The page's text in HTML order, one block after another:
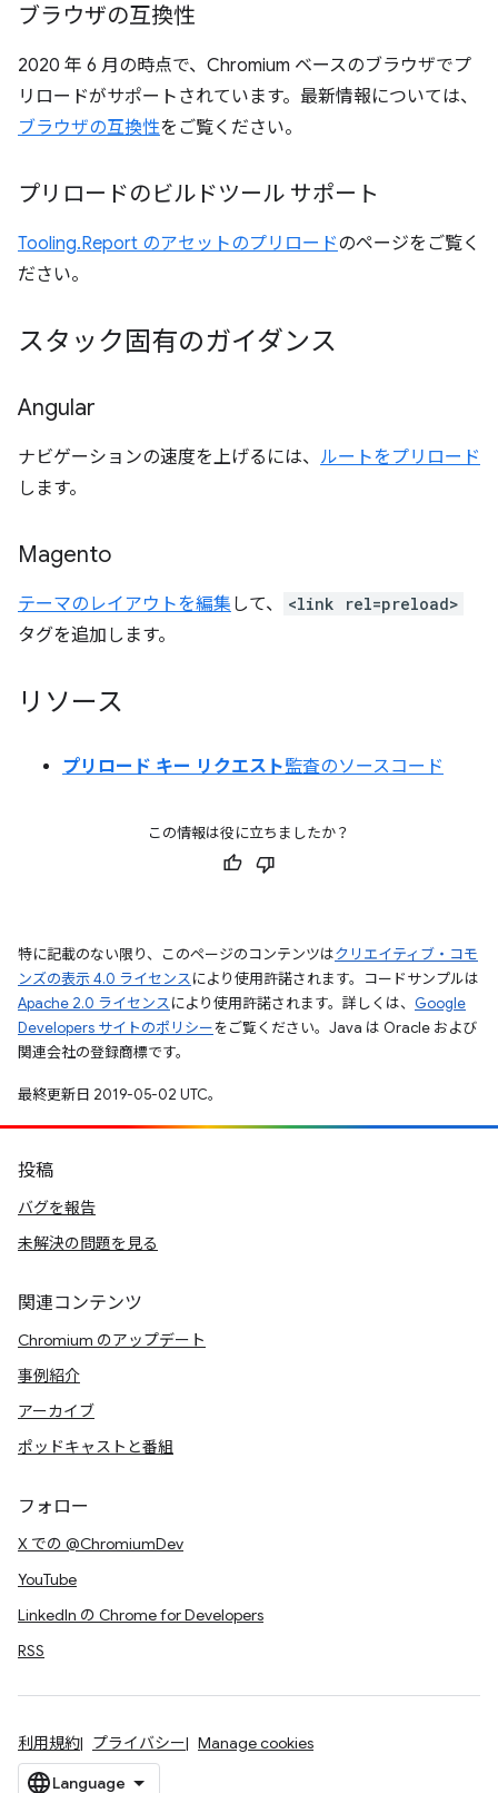
ブラウザの互換性
2020 年 6 月の時点で、Chromium ベースのブラウザでプ
リロードがサポートされています。最新情報については、
ブラウザの互換性をご覧ください。
プリロードのビルドツール サポート
Tooling.Report のアセットのプリロードのページをご覧く
ださい。
スタック固有のガイダンス
Angular
ナビゲーションの速度を上げるには、 ルートをプリロード
します。
Magento
テーマのレイアウトを編集 して、 <link rel=preload>
タグを追加します。
リソース
プリロード キー リクエスト監査のソースコード
この情報は役に立ちましたか？
特に記載のない限り、このページのコンテンツはクリエイティブ・コモ
ンズの表示 4.0 ライセンスにより使用許諾されます。コードサンプルは
Apache 2.0 ライセンスにより使用許諾されます。詳しくは、 Google
Developers サイトのポリシーをご覧ください。Java は Oracle および
関連会社の登録商標です。
最終更新日 2019-05-02 UTC。
投稿
バグを報告
未解決の問題を見る
関連コンテンツ
Chromium のアップデート
事例紹介
アーカイブ
ポッドキャストと番組
フォロー
X での @ChromiumDev
YouTube
LinkedIn の Chrome for Developers
RSS
利用規約 プライバシー Manage cookies